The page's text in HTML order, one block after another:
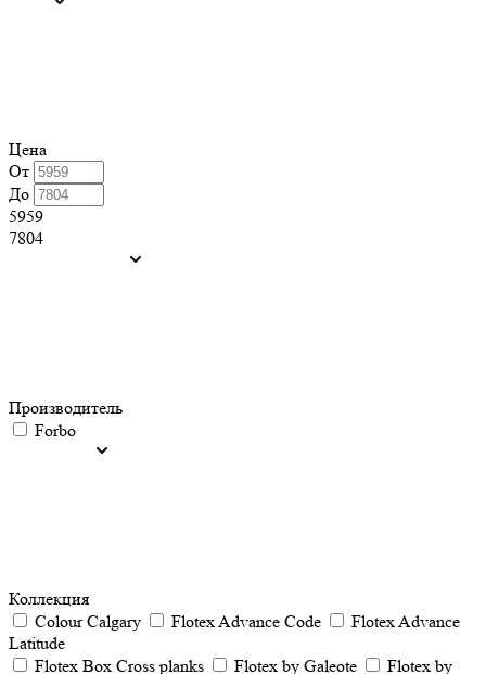
Цена
От
До
5959
7804
Производитель
Forbo
Коллекция
Colour Calgary
Flotex Advance Code
Flotex Advance
Latitude
Flotex Box Cross planks
Flotex by Galeote
Flotex by